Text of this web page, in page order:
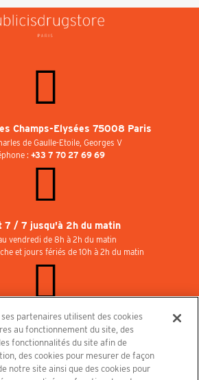
Champs-Elysées 75008 Paris
de Gaulle-Etoile, Georges V
: +33 7 70 27 69 69
7 / 7 jusqu'à 2h du matin
vendredi de 8h à 2h du matin
et jours fériés de 10h à 2h du matin
nous au Publicisdrugstore !
le restaurant et le cinéma. Contactez-nous :
de vente Mentions légales
partenaires utilisent des cookies
au fonctionnement du site, des
fonctionnalités du site afin de
des cookies pour mesurer de façon
notre site ainsi que des cookies pour